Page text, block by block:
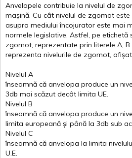
Anvelopele contribuie la nivelul de
mașină. Cu cât nivelul de zgomot este
asupra mediului încojurator este mai
normele legislative. Astfel, pe etichetă
zgomot, reprezentate prin literele A, B
reprezenta nivelurile de zgomot,
Nivelul A
înseamnă că anvelopa produce un
3db mai scăzut decât limita UE.
Nivelul B
înseamnă că anvelopa produce un
limita europeană și până la 3db sub
Nivelul C
înseamnă că anvelopa la limita
U.E.